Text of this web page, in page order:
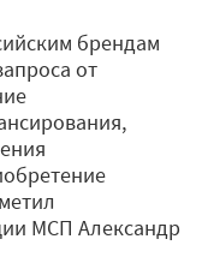
брендам
от
МСП Александр